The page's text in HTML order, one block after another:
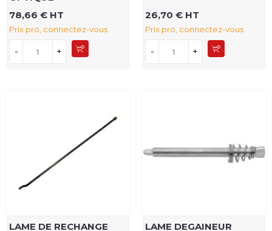
78,66 € HT
Prix pro, connectez-vous
- +
26,70 € HT
Prix pro, connectez-vous
- +
LAME DE RECHANGE
LAME DEGAINEUR